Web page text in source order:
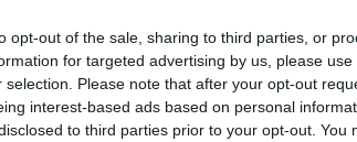
opt-out of the sale, sharing to third parties, or
for targeted advertising by us, please
selection. Please note that after your opt-out
interest-based ads based on personal
to third parties prior to your opt-out. You